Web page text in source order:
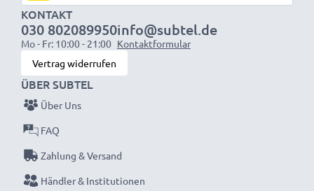
Als internationaler Fachhändler seit 2004 wissen wir,
worauf es bei hochwertigen Produkten ankommt.
Darum gewähren wir Ihnen eine 36 monatige
Garantie!
KONTAKT
030 802089950
Mo - Fr: 10:00 - 21:00
info@subtel.de
Kontaktformular
Vertrag widerrufen
ÜBER SUBTEL
Über Uns
FAQ
Zahlung & Versand
Händler & Institutionen